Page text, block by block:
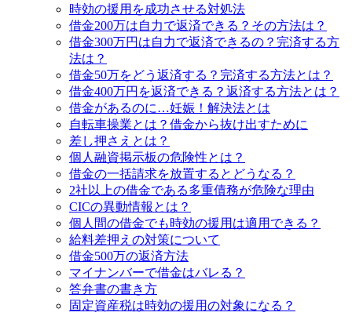
時効の援用を成功させる対処法
借金200万は自力で返済できる？その方法は？
借金300万円は自力で返済できるの？完済する方
法は？
借金50万をどう返済する？完済する方法とは？
借金400万円を返済できる？返済する方法とは？
借金があるのに…妊娠！解決法とは
自転車操業とは？借金から抜け出すために
差し押さえとは？
個人融資掲示板の危険性とは？
借金の一括請求を放置するとどうなる？
2社以上の借金である多重債務が危険な理由
CICの異動情報とは？
個人間の借金でも時効の援用は適用できる？
給料差押えの対策について
借金500万の返済方法
マイナンバーで借金はバレる？
答弁書の書き方
固定資産税は時効の援用の対象になる？